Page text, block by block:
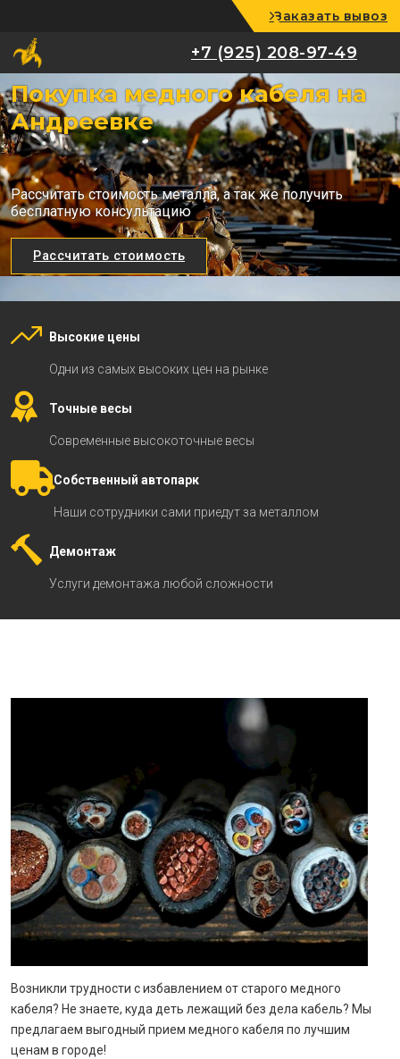
+7 (925) 208-97-49
Заказать вывоз
+7 (925) 208-97-49
Покупка медного кабеля на
Андреевке
Рассчитать стоимость металла, а так же получить
бесплатную консультацию
Рассчитать стоимость
Высокие цены
Одни из самых высоких цен на рынке
Точные весы
Современные высокоточные весы
Собственный автопарк
Наши сотрудники сами приедут за металлом
Демонтаж
Услуги демонтажа любой сложности
Возникли трудности с избавлением от старого медного
кабеля? Не знаете, куда деть лежащий без дела кабель? Мы
предлагаем выгодный прием медного кабеля по лучшим
ценам в городе!